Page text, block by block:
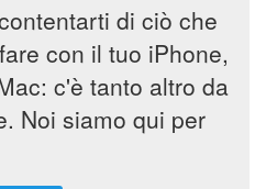
di ciò che
con il tuo iPhone,
c'è tanto altro da
Noi siamo qui per